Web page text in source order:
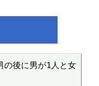
の後に男が1人と女